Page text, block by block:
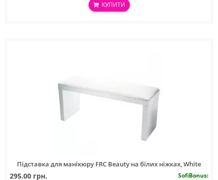
КУПИТИ
Підставка для манікюру FRC Beauty на білих ніжках, White
295.00 грн. SofiBonus: